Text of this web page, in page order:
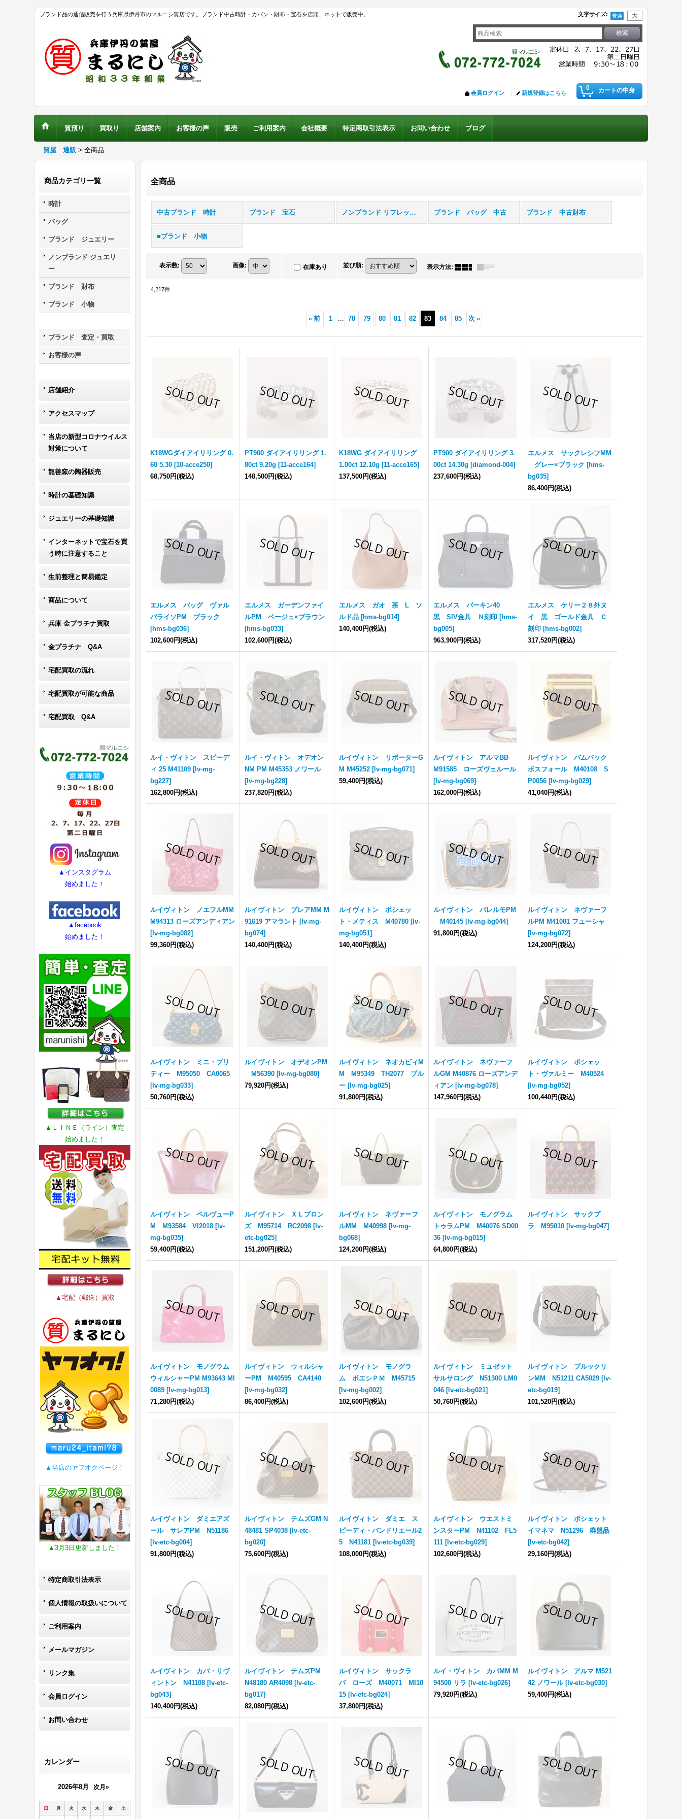
ブランド品の通信販売を行う兵庫県伊丹市のマルニシ質店です。ブランド中古時計・カバン・財布・宝石を店頭、ネットで販売中。 文字サイズ:
0 カートの中身
会員ログイン 新規登録はこちら
質預り 買取り 店舗案内 お客様の声 販売 ご利用案内 会社概要 特定商取引法表示 お問い合わせ ブログ
質屋 通販 > 全商品
商品カテゴリ一覧
時計
バッグ
ブランド ジュエリー
ノンブランド ジュエリ
ー
ブランド 財布
ブランド 小物
ブランド 査定・買取
お客様の声
店舗紹介
アクセスマップ
当店の新型コロナウイルス
対策について
龍善窯の陶器販売
時計の基礎知識
ジュエリーの基礎知識
インターネットで宝石を買
う時に注意すること
生前整理と簡易鑑定
商品について
兵庫 金プラチナ買取
金プラチナ Q&A
宅配買取の流れ
宅配買取が可能な商品
宅配買取 Q&A
▲インスタグラム
始めました！
▲facebook
始めました！
▲ＬＩＮＥ（ライン）査定
始めました！
▲宅配（郵送）買取
▲当店のヤフオクページ！
▲3月3日更新しました！
特定商取引法表示
個人情報の取扱いについて
ご利用案内
メールマガジン
リンク集
会員ログイン
お問い合わせ
カレンダー
2026年8月 次月»
日 月 火 水 木 金 土
全商品
中古ブランド 時計 ブランド 宝石 ノンブランド リフレッシュジュエリー ブランド バッグ 中古 ブランド 中古財布
■ブランド 小物
表示数: 画像: 在庫あり 並び順: 表示方法:
4,217件
« 前 1 ... 78 79 80 81 82 83 84 85 次 »
K18WGダイアイリリング 0.
60 5.30 [10-acce250]
68,750円(税込)
PT900 ダイアイリリング 1.
80ct 9.20g [11-acce164]
148,500円(税込)
K18WG ダイアイリリング
1.00ct 12.10g [11-acce165]
137,500円(税込)
PT900 ダイアイリリング 3.
00ct 14.30g [diamond-004]
237,600円(税込)
エルメス サックレシフMM
グレー×ブラック [hms-
bg035]
86,400円(税込)
エルメス バッグ ヴァル
パライソPM ブラック
[hms-bg036]
102,600円(税込)
エルメス ガーデンファイ
ルPM ベージュ×ブラウン
[hms-bg033]
102,600円(税込)
エルメス ガオ 茶 L ソ
ルド品 [hms-bg014]
140,400円(税込)
エルメス バーキン40
黒 SIV金具 Ｎ刻印 [hms-
bg005]
963,900円(税込)
エルメス ケリー２８外ヌ
イ 黒 ゴールド金具 Ｃ
刻印 [hms-bg002]
317,520円(税込)
ルイ・ヴィトン スピーデ
ィ 25 M41109 [lv-mg-
bg227]
162,800円(税込)
ルイ・ヴィトン オデオン
NM PM M45353 ノワール
[lv-mg-bg228]
237,820円(税込)
ルイヴィトン リボーターG
M M45252 [lv-mg-bg071]
59,400円(税込)
ルイヴィトン アルマBB
M91585 ローズヴェルール
[lv-mg-bg069]
162,000円(税込)
ルイヴィトン バムバック
ボスフォール M40108 S
P0056 [lv-mg-bg029]
41,040円(税込)
ルイヴィトン ノエフルMM
M94313 ローズアンディアン
[lv-mg-bg082]
99,360円(税込)
ルイヴィトン ブレアMM M
91619 アマラント [lv-mg-
bg074]
140,400円(税込)
ルイヴィトン ポシェッ
ト・メティス M40780 [lv-
mg-bg051]
140,400円(税込)
ルイヴィトン パレルモPM
M40145 [lv-mg-bg044]
91,800円(税込)
ルイヴィトン ネヴァーフ
ルPM M41001 フューシャ
[lv-mg-bg072]
124,200円(税込)
ルイヴィトン ミニ・プリ
ティー M95050 CA0065
[lv-mg-bg033]
50,760円(税込)
ルイヴィトン オデオンPM
M56390 [lv-mg-bg080]
79,920円(税込)
ルイヴィトン ネオカビィM
M M95349 TH2077 ブル
ー [lv-mg-bg025]
91,800円(税込)
ルイヴィトン ネヴァーフ
ルGM M40876 ローズアンデ
ィアン [lv-mg-bg078]
147,960円(税込)
ルイヴィトン ポシェッ
ト・ヴァルミー M40524
[lv-mg-bg052]
100,440円(税込)
ルイヴィトン ベルヴューP
M M93584 VI2018 [lv-
mg-bg035]
59,400円(税込)
ルイヴィトン ＸＬブロン
ズ M95714 RC2098 [lv-
etc-bg025]
151,200円(税込)
ルイヴィトン ネヴァーフ
ルMM M40998 [lv-mg-
bg068]
124,200円(税込)
ルイヴィトン モノグラム
トゥラムPM M40076 SD00
36 [lv-mg-bg015]
64,800円(税込)
ルイヴィトン サックプ
ラ M95010 [lv-mg-bg047]
ルイヴィトン モノグラム
ウィルシャーPM M93643 MI
0089 [lv-mg-bg013]
71,280円(税込)
ルイヴィトン ウィルシャ
ーPM M40595 CA4140
[lv-mg-bg032]
86,400円(税込)
ルイヴィトン モノグラ
ム ボエシＰＭ M45715
[lv-mg-bg002]
102,600円(税込)
ルイヴィトン ミュゼット
サルサロング N51300 LM0
046 [lv-etc-bg021]
50,760円(税込)
ルイヴィトン ブルックリ
ンMM N51211 CA5029 [lv-
etc-bg019]
101,520円(税込)
ルイヴィトン ダミエアズ
ール サレアPM N51186
[lv-etc-bg004]
91,800円(税込)
ルイヴィトン テムズGM N
48481 SP4038 [lv-etc-
bg020]
75,600円(税込)
ルイヴィトン ダミエ ス
ピーディ・バンドリエール2
5 N41181 [lv-etc-bg039]
108,000円(税込)
ルイヴィトン ウエストミ
ンスターPM N41102 FL5
111 [lv-etc-bg029]
102,600円(税込)
ルイヴィトン ポシェット
イマネマ N51296 廃盤品
[lv-etc-bg042]
29,160円(税込)
ルイヴィトン カバ・リヴ
ィントン N41108 [lv-etc-
bg043]
140,400円(税込)
ルイヴィトン テムズPM
N48180 AR4098 [lv-etc-
bg017]
82,080円(税込)
ルイヴィトン サックラ
バ ローズ M40071 MI10
15 [lv-etc-bg024]
37,800円(税込)
ルイ・ヴィトン カバMM M
94500 リラ [lv-etc-bg026]
79,920円(税込)
ルイヴィトン アルマ M521
42 ノワール [lv-etc-bg030]
59,400円(税込)